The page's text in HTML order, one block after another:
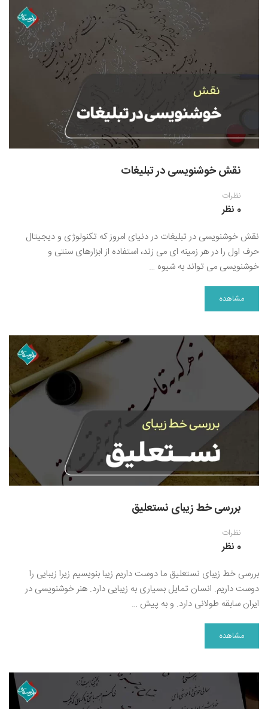
نقش خوشنویسی در تبلیغات
نظرات
0 نظر
نقش خوشنویسی در تبلیغات در دنیای امروز که تکنولوژی و دیجیتال
حرف اول را در هر زمینه ای می زند، استفاده از ابزارهای سنتی و
خوشنویسی می تواند به شیوه …
مشاهده
بررسی خط زیبای نستعلیق
نظرات
0 نظر
بررسی خط زیبای نستعلیق ما دوست داریم زیبا بنویسیم زیرا زیبایی را
دوست داریم. انسان تمایل بسیاری به زیبایی دارد. هنر خوشنویسی در
ایران سابقه طولانی دارد. و به پیش …
مشاهده